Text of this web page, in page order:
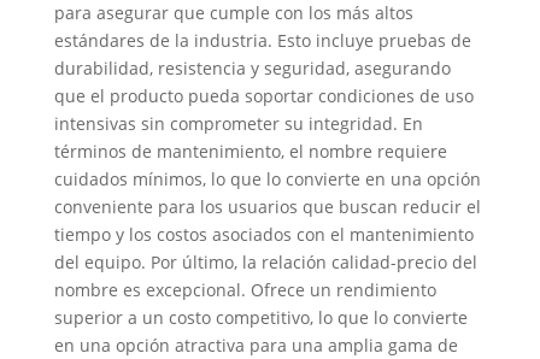
para asegurar que cumple con los más altos
estándares de la industria. Esto incluye pruebas de
durabilidad, resistencia y seguridad, asegurando
que el producto pueda soportar condiciones de uso
intensivas sin comprometer su integridad. En
términos de mantenimiento, el nombre requiere
cuidados mínimos, lo que lo convierte en una opción
conveniente para los usuarios que buscan reducir el
tiempo y los costos asociados con el mantenimiento
del equipo. Por último, la relación calidad-precio del
nombre es excepcional. Ofrece un rendimiento
superior a un costo competitivo, lo que lo convierte
en una opción atractiva para una amplia gama de